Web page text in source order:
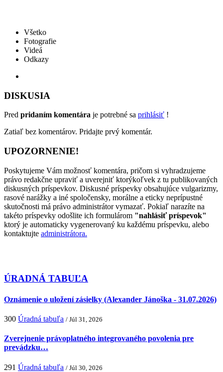
Všetko
Fotografie
Videá
Odkazy
DISKUSIA
Pred pridaním komentára je potrebné sa prihlásiť !
Zatiaľ bez komentárov. Pridajte prvý komentár.
UPOZORNENIE!
Poskytujeme Vám možnosť komentára, pričom si vyhradzujeme
právo redakčne upraviť a uverejniť ktorýkoľvek z tu publikovaných
diskusných príspevkov. Diskusné príspevky obsahujúce vulgarizmy,
rasové narážky a iné spoločensky, morálne a eticky neprípustné
skutočnosti má právo administrátor vymazať. Pokiaľ narazíte na
takéto príspevky odošlite ich formulárom "nahlásiť príspevok"
ktorý je automaticky vygenerovaný ku každému príspevku, alebo
kontaktujte administrátora.
ÚRADNÁ TABUĽA
Oznámenie o uložení zásielky (Alexander Jánoška - 31.07.2026)
300 Úradná tabuľa / Júl 31, 2026
Zverejnenie právoplatného integrovaného povolenia pre
prevádzku…
291 Úradná tabuľa / Júl 30, 2026